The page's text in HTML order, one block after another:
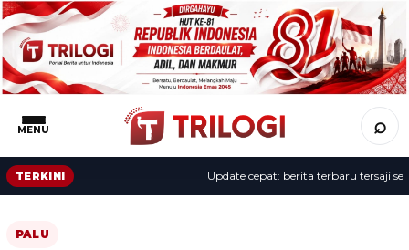
MENU ⌕
TERKINI Update cepat: berita terbaru tersaji
PALU